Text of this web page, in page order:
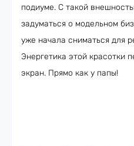
подиуме. С такой
задуматься о модельном
уже начала сниматься для
Энергетика этой красотки
экран. Прямо как у папы!